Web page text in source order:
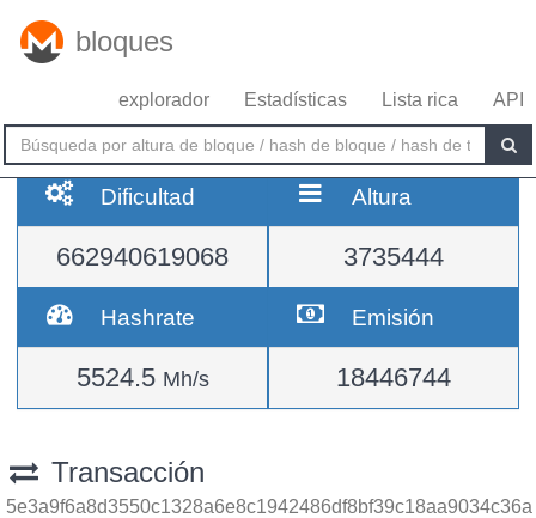
bloques
explorador Estadísticas Lista rica API
Dificultad
662940619068
Altura
3735444
Hashrate
5524.5 Mh/s
Emisión
18446744
Transacción
5e3a9f6a8d3550c1328a6e8c1942486df8bf39c18aa9034c36a